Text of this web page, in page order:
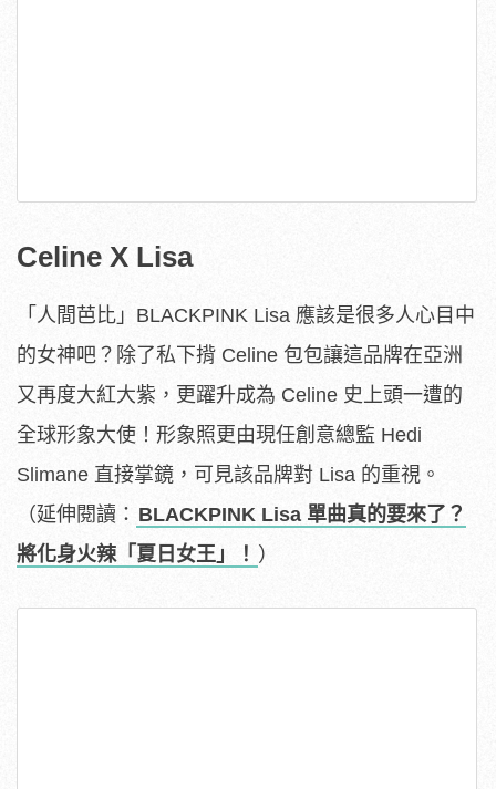
Celine X Lisa
「人間芭比」BLACKPINK Lisa 應該是很多人心目中
的女神吧？除了私下揹 Celine 包包讓這品牌在亞洲
又再度大紅大紫，更躍升成為 Celine 史上頭一遭的
全球形象大使！形象照更由現任創意總監 Hedi
Slimane 直接掌鏡，可見該品牌對 Lisa 的重視。
（延伸閱讀： BLACKPINK Lisa 單曲真的要來了？
將化身火辣「夏日女王」！ ）